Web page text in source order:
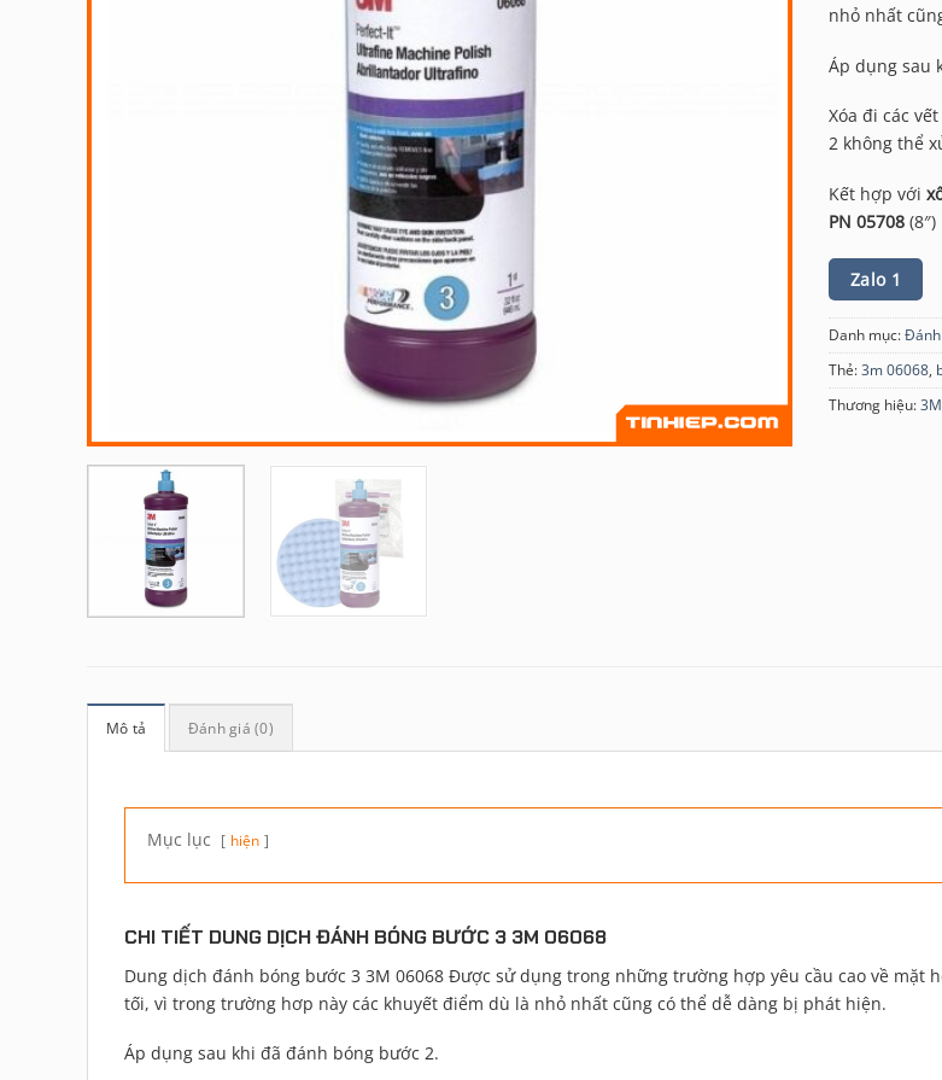
nhỏ nhất
Áp dụng sau
Xóa đi các
2 không thể
Kết hợp với
PN 05708 (8″)
Zalo 1
Danh mục:
Thẻ: 3m 06068
Thương hiệu: 3M
Mô tả Đánh giá (0)
Mục lục hiện
CHI TIẾT DUNG DỊCH ĐÁNH BÓNG BƯỚC 3 3M 06068
Dung dịch đánh bóng bước 3 3M 06068 Được sử dụng trong những trường hợp yêu cầu cao về mặt
tối, vì trong trường hơp này các khuyết điểm dù là nhỏ nhất cũng có thể dễ dàng bị phát hiện.
Áp dụng sau khi đã đánh bóng bước 2.